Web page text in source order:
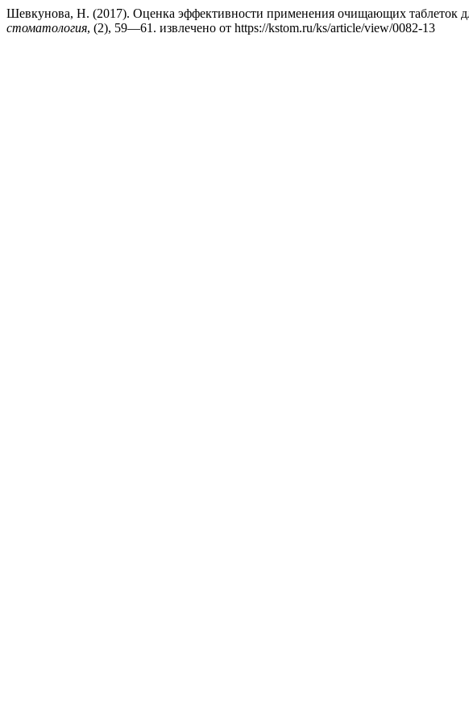
Шевкунова, Н. (2017). Оценка эффективности применения очищающих таблеток
стоматология, (2), 59—61. извлечено от https://kstom.ru/ks/article/view/0082-13